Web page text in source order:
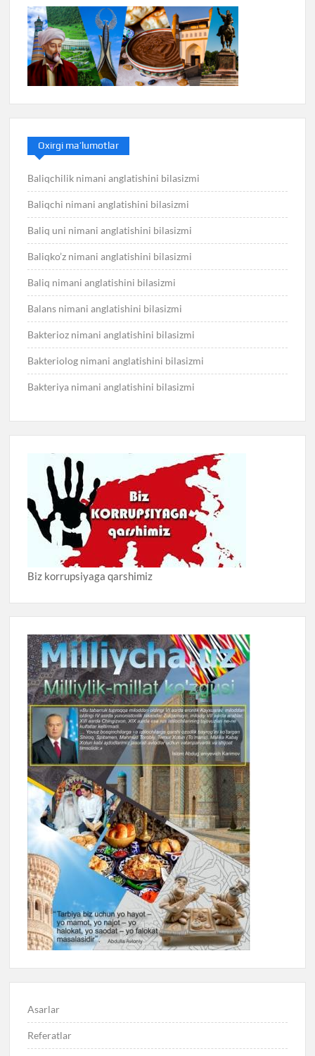
Oxirgi ma’lumotlar
Baliqchilik nimani anglatishini bilasizmi
Baliqchi nimani anglatishini bilasizmi
Baliq uni nimani anglatishini bilasizmi
Baliqko’z nimani anglatishini bilasizmi
Baliq nimani anglatishini bilasizmi
Balans nimani anglatishini bilasizmi
Bakterioz nimani anglatishini bilasizmi
Bakteriolog nimani anglatishini bilasizmi
Bakteriya nimani anglatishini bilasizmi
Biz korrupsiyaga qarshimiz
Asarlar
Referatlar